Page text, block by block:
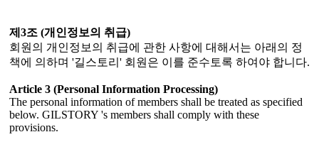
제3조 (개인정보의 취급)
회원의 개인정보의 취급에 관한 사항에 대해서는 아래의 정
책에 의하며 '길스토리' 회원은 이를 준수토록 하여야 합니다.
Article 3 (Personal Information Processing)
The personal information of members shall be treated as specified
below. GILSTORY 's members shall comply with these
provisions.